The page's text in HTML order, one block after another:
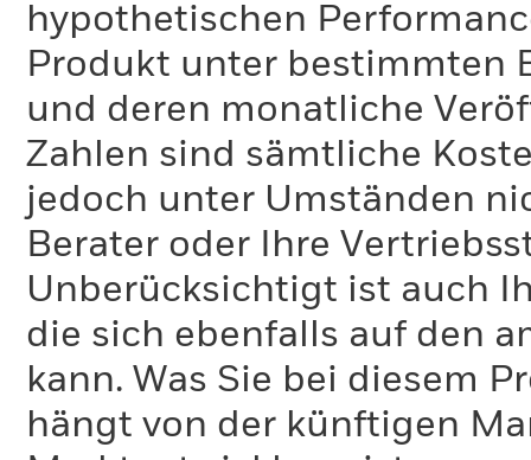
hypothetischen
Produkt unter bestimmten
und deren monatliche
Zahlen sind sämtliche
jedoch unter Umständen
Berater oder Ihre
Unberücksichtigt ist auch
die sich ebenfalls auf den
kann. Was Sie bei diesem
hängt von der künftigen